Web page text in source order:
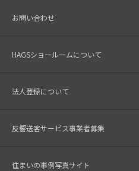
お問い合わせ
HAGSショールームについて
法人登録について
反響送客サービス事業者募集
住まいの事例写真サイト